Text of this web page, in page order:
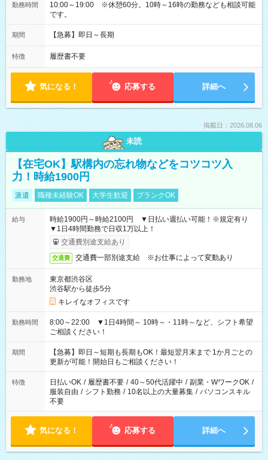
勤務時間
10:00～19:00 ※休憩60分。10時～16時の勤務なども相談可能
です。
期間 【急募】即日～長期
特徴 履歴書不要
気になる！ 応募する 詳細へ
掲載日：2026.08.06
未読
【在宅OK】駅構内の忘れ物などをコツコツ入
力！時給1900円
派遣 職種未経験OK 大学生歓迎 ブランクOK
給与
時給1900円～時給2100円 ▼日払い週払い可能！※規定有り
▼1日4時間勤務で日収1万以上！
交通費別途支給あり
交通費 交通費一部別途支給 ※お仕事によって変動あり
勤務地
東京都渋谷区
渋谷駅から徒歩5分
キレイなオフィスです
勤務時間
8:00～22:00 ▼1日4時間～ 10時～・11時～など、シフト希望
ご相談ください！
期間
【急募】即日～短期も長期もOK！最短翌月末まで 1か月ごとの
更新が可能！開始日もご相談ください！
特徴 日払いOK / 履歴書不要 / 40～50代活躍中 / 副業・WワークOK /
服装自由 / シフト勤務 / 10名以上の大量募集 / パソコンスキル
不要
気になる！ 応募する 詳細へ